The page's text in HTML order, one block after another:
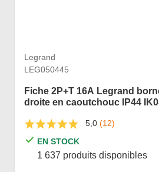
Legrand
LEG050445
Fiche 2P+T 16A Legrand
droite en caoutchouc IP44
5,0 (12)
EN STOCK
1 637 produits disponibles